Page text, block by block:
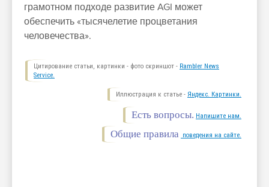
грамотном подходе развитие AGI может
обеспечить «тысячелетие процветания
человечества».
Цитирование статьи, картинки - фото скриншот - Rambler News
Service.
Иллюстрация к статье - Яндекс. Картинки.
Есть вопросы. Напишите нам.
Общие правила поведения на сайте.